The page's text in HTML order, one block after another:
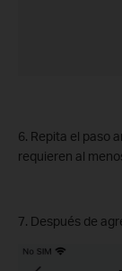
6. Repita el paso
requieren al
7. Después de